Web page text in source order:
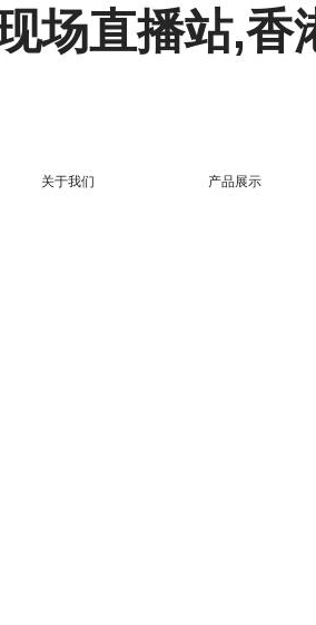
场直播站,香
关于我们 产品展示